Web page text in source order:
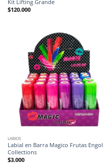
Kit Lifting Grande
$120.000
LABIOS
Labial en Barra Magico Frutas Engol
Collections
$3.000